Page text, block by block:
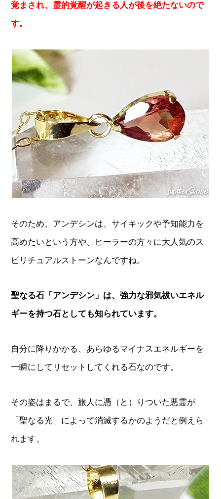
覚まされ、霊的覚醒が起きる人が後を絶たないので
す。
そのため、アンデシンは、サイキックや予知能力を
高めたいという方や、ヒーラーの方々に大人気のス
ピリチュアルストーンなんですね。
聖なる石「アンデシン」は、強力な邪気祓いエネル
ギーを持つ石としても知られています。
自分に降りかかる、あらゆるマイナスエネルギーを
一瞬にしてリセットしてくれる石なのです。
その姿はまるで、旅人に憑（と）りついた悪霊が
「聖なる光」によって消滅するかのようだと例えら
れます。